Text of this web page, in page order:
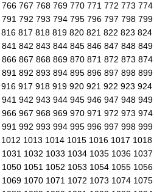
766 767 768 769 770 771 772 773 774
791 792 793 794 795 796 797 798 799
816 817 818 819 820 821 822 823 824
841 842 843 844 845 846 847 848 849
866 867 868 869 870 871 872 873 874
891 892 893 894 895 896 897 898 899
916 917 918 919 920 921 922 923 924
941 942 943 944 945 946 947 948 949
966 967 968 969 970 971 972 973 974
991 992 993 994 995 996 997 998 999
1012 1013 1014 1015 1016 1017 1018
1031 1032 1033 1034 1035 1036 1037
1050 1051 1052 1053 1054 1055 1056
1069 1070 1071 1072 1073 1074 1075